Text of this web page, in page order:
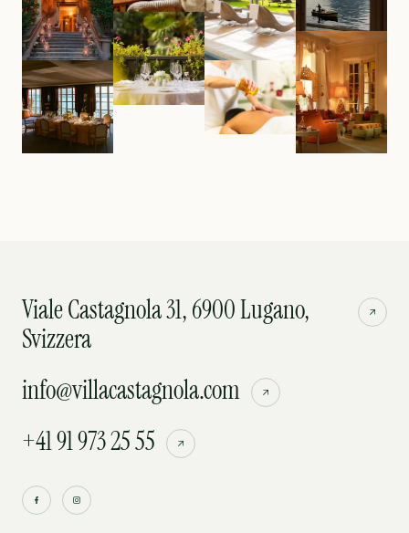
Viale Castagnola 31, 6900 Lugano,
Svizzera
info@villacastagnola.com
+41 91 973 25 55